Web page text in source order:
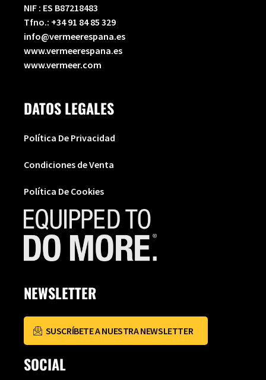
NIF : ES B87218483
Tfno.: +34 91 84 85 329
info@vermeerespana.es
www.vermeerespana.es
www.vermeer.com
DATOS LEGALES
Política De Privacidad
Condiciones de Venta
Política De Cookies
NEWSLETTER
SUSCRÍBETE A NUESTRA NEWSLETTER
SOCIAL